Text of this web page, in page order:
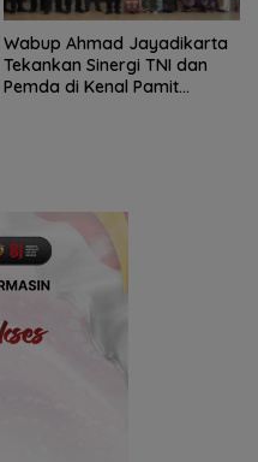
Wabup Ahmad Jayadikarta
Tekankan Sinergi TNI dan
Pemda di Kenal Pamit